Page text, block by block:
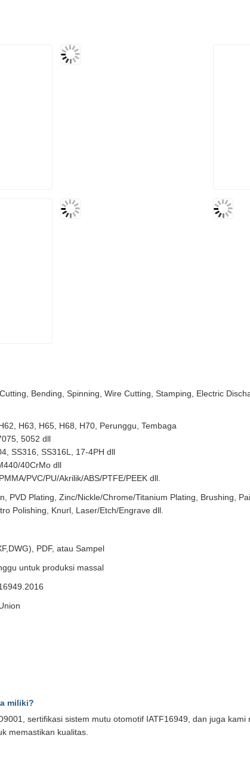
Bending, Spinning, Wire Cutting, Stamping, Electric
H63, H65, H68, H70, Perunggu, Tembaga
5052 dll
SS316, SS316L, 17-4PH dll
40CrMo dll
PVC/PU/Akrilik/ABS/PTFE/PEEK dll.
PVD Plating, Zinc/Nickle/Chrome/Titanium Plating, Brushing,
Polishing, Knurl, Laser/Etch/Engrave dll.
PDF, atau Sampel
untuk produksi massal
miliki?
sertifikasi sistem mutu otomotif IATF16949, dan juga kami
memastikan kualitas.